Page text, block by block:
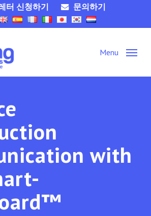
터 신청하기 문의하기
Menu
with